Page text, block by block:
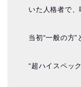
いた人格者で、
当初“一般の方”
“超ハイスペッ